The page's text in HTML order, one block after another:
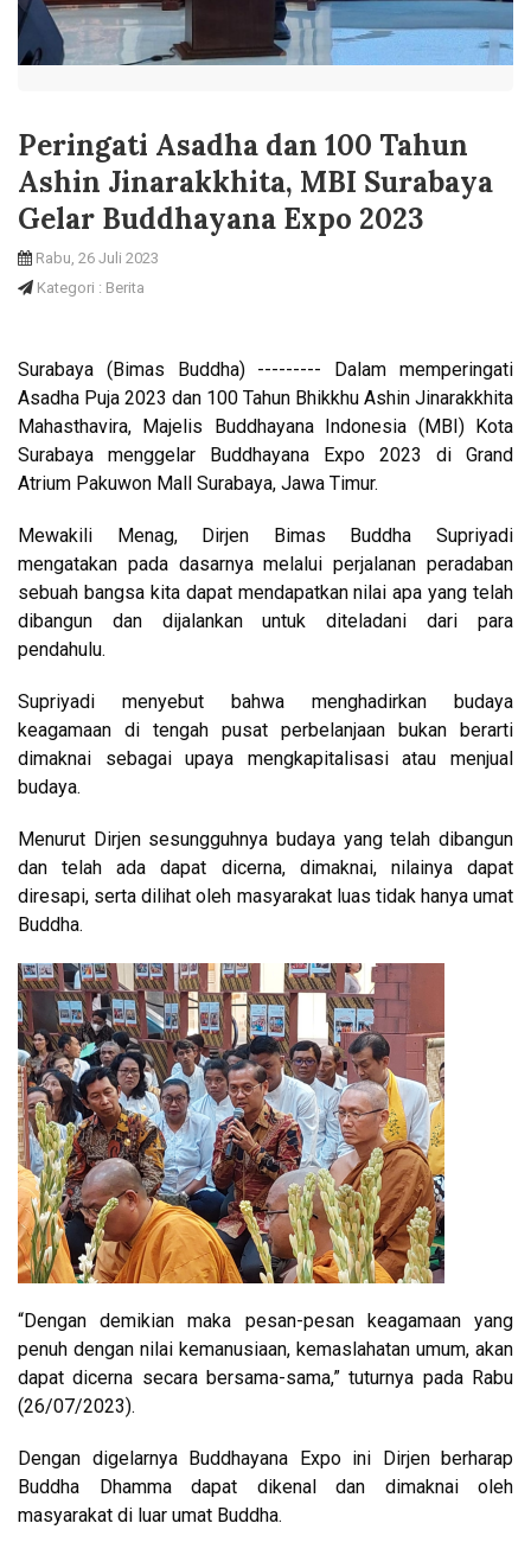
Peringati Asadha dan 100 Tahun
Ashin Jinarakkhita, MBI Surabaya
Gelar Buddhayana Expo 2023
Rabu, 26 Juli 2023
Kategori : Berita
Surabaya (Bimas Buddha) --------- Dalam memperingati
Asadha Puja 2023 dan 100 Tahun Bhikkhu Ashin Jinarakkhita
Mahasthavira, Majelis Buddhayana Indonesia (MBI) Kota
Surabaya menggelar Buddhayana Expo 2023 di Grand
Atrium Pakuwon Mall Surabaya, Jawa Timur.
Mewakili Menag, Dirjen Bimas Buddha Supriyadi
mengatakan pada dasarnya melalui perjalanan peradaban
sebuah bangsa kita dapat mendapatkan nilai apa yang telah
dibangun dan dijalankan untuk diteladani dari para
pendahulu.
Supriyadi menyebut bahwa menghadirkan budaya
keagamaan di tengah pusat perbelanjaan bukan berarti
dimaknai sebagai upaya mengkapitalisasi atau menjual
budaya.
Menurut Dirjen sesungguhnya budaya yang telah dibangun
dan telah ada dapat dicerna, dimaknai, nilainya dapat
diresapi, serta dilihat oleh masyarakat luas tidak hanya umat
Buddha.
“Dengan demikian maka pesan-pesan keagamaan yang
penuh dengan nilai kemanusiaan, kemaslahatan umum, akan
dapat dicerna secara bersama-sama,” tuturnya pada Rabu
(26/07/2023).
Dengan digelarnya Buddhayana Expo ini Dirjen berharap
Buddha Dhamma dapat dikenal dan dimaknai oleh
masyarakat di luar umat Buddha.